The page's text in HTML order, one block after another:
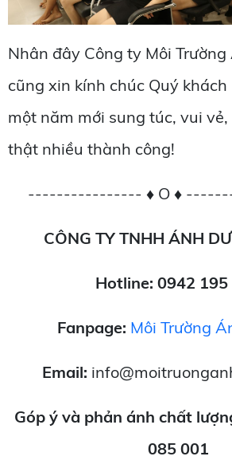
Nhân đây Công ty Môi
cũng xin kính chúc Quý
một năm mới sung túc, vui
thật nhiều thành công!
---------------- ♦ O ♦
CÔNG TY TNHH ÁNH
Hotline: 0942 195
Fanpage: Môi Trường
Email:
Góp ý và phản ánh chất
085 001